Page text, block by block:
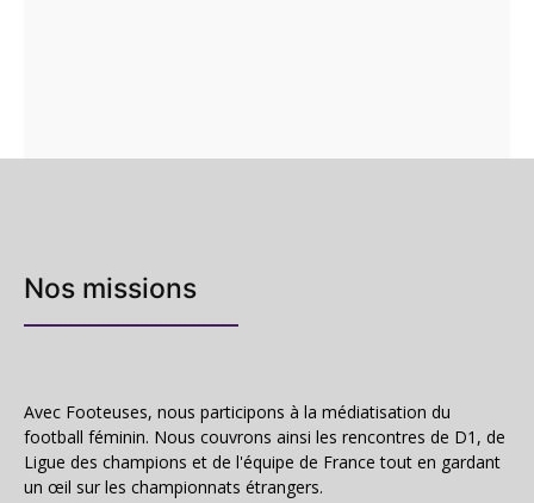
Nos missions
Avec Footeuses, nous participons à la médiatisation du
football féminin. Nous couvrons ainsi les rencontres de D1, de
Ligue des champions et de l'équipe de France tout en gardant
un œil sur les championnats étrangers.